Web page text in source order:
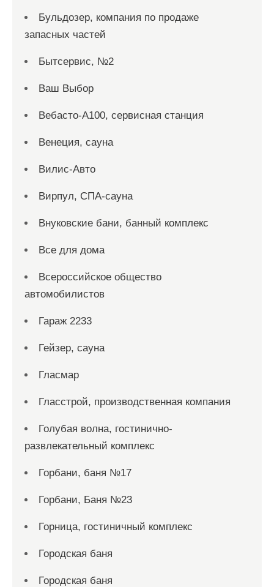
Бульдозер, компания по продаже
запасных частей
Бытсервис, №2
Ваш Выбор
Вебасто-А100, сервисная станция
Венеция, сауна
Вилис-Авто
Вирпул, СПА-сауна
Внуковские бани, банный комплекс
Все для дома
Всероссийское общество
автомобилистов
Гараж 2233
Гейзер, сауна
Гласмар
Гласстрой, производственная компания
Голубая волна, гостинично-
развлекательный комплекс
Горбани, баня №17
Горбани, Баня №23
Горница, гостиничный комплекс
Городская баня
Городская баня